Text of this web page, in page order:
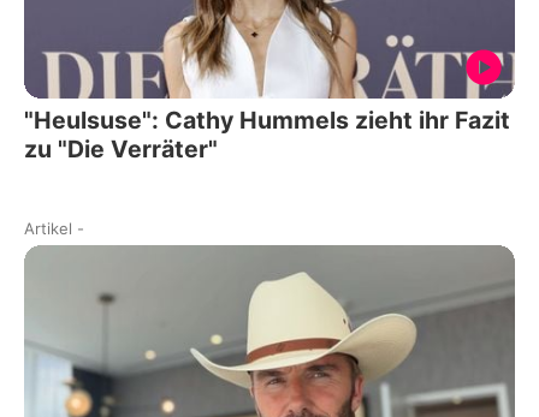
"Heulsuse": Cathy Hummels zieht ihr Fazit
zu "Die Verräter"
Artikel -